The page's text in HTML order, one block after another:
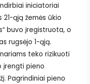
iniciatoriai
ąją žemės ūkio
buvo įregistruota, o
rugsėjo 1-ąją.
teko rizikuoti
įrengti pieno
Pagrindiniai pieno